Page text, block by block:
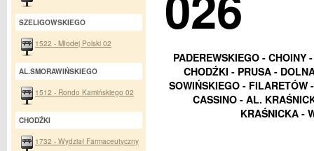
PADEREWSKIEGO - CHOINY
CHODŹKI - PRUSA -
SOWIŃSKIEGO -
CASSINO - AL.
KRAŚNICKA -
SZELIGOWSKIEGO
1522 - Młodej Polski 02
AL.SMORAWIŃSKIEGO
1512 - Rondo Kamińskiego 02
CHODŹKI
1732 - Wydział Farmaceutyczny